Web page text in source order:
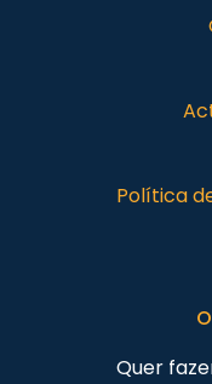
Política
Quer